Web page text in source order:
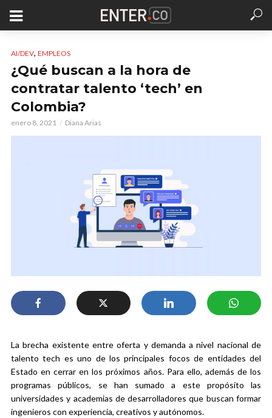
AI/DEV, EMPLEOS
¿Qué buscan a la hora de
contratar talento ‘tech’ en
Colombia?
enero 8, 2021 Diana Arias
La brecha existente entre oferta y demanda a nivel nacional de
talento tech es uno de los principales focos de entidades del
Estado en cerrar en los próximos años. Para ello, además de los
programas públicos, se han sumado a este propósito las
universidades y academias de desarrolladores que buscan formar
ingenieros con experiencia, creativos y autónomos.